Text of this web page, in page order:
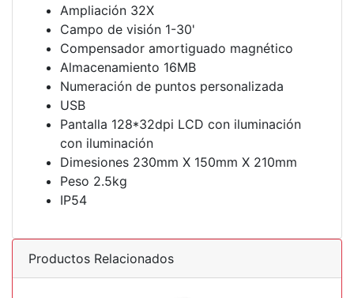
Ampliación 32X
Campo de visión 1-30'
Compensador amortiguado magnético
Almacenamiento 16MB
Numeración de puntos personalizada
USB
Pantalla 128*32dpi LCD con iluminación
con iluminación
Dimesiones 230mm X 150mm X 210mm
Peso 2.5kg
IP54
Productos Relacionados